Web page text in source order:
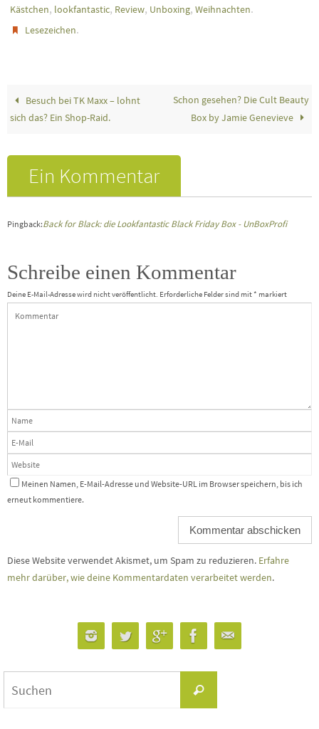
Kästchen, lookfantastic, Review, Unboxing, Weihnachten.
Lesezeichen.
Besuch bei TK Maxx – lohnt
sich das? Ein Shop-Raid.
Schon gesehen? Die Cult Beauty
Box by Jamie Genevieve
Ein Kommentar
Pingback:Back for Black: die Lookfantastic Black Friday Box - UnBoxProfi
Schreibe einen Kommentar
Deine E-Mail-Adresse wird nicht veröffentlicht. Erforderliche Felder sind mit* markiert
Meinen Namen, E-Mail-Adresse und Website-URL im Browser speichern, bis ich
erneut kommentiere.
Diese Website verwendet Akismet, um Spam zu reduzieren. Erfahre
mehr darüber, wie deine Kommentardaten verarbeitet werden.
Suchen